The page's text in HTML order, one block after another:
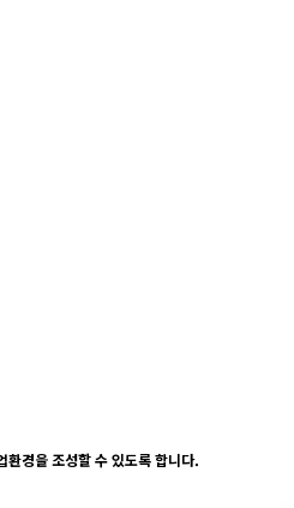
경을 조성할 수 있도록 합니다.